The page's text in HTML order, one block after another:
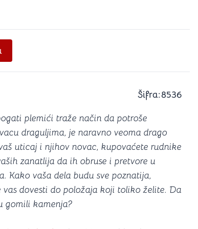
Šifra:8536
plemići traže način da potroše
draguljima, je naravno veoma drago
uticaj i njihov novac, kupovaćete rudnike
zanatlija da ih obruse i pretvore u
Kako vaša dela budu sve poznatija,
dovesti do položaja koji toliko želite. Da
gomili kamenja?